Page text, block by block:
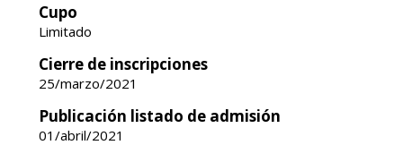
Cupo
Limitado
Cierre de inscripciones
25/marzo/2021
Publicación listado de admisión
01/abril/2021